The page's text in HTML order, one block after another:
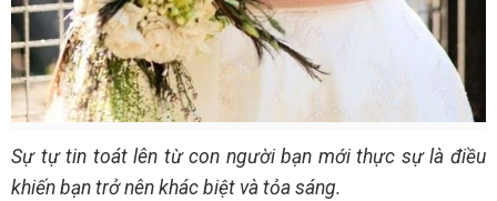
Sự tự tin toát lên từ con người bạn mới thực sự là điều
khiến bạn trở nên khác biệt và tỏa sáng.